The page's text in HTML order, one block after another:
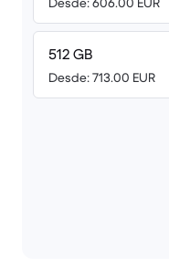
512 GB
Desde: 713.00 EUR